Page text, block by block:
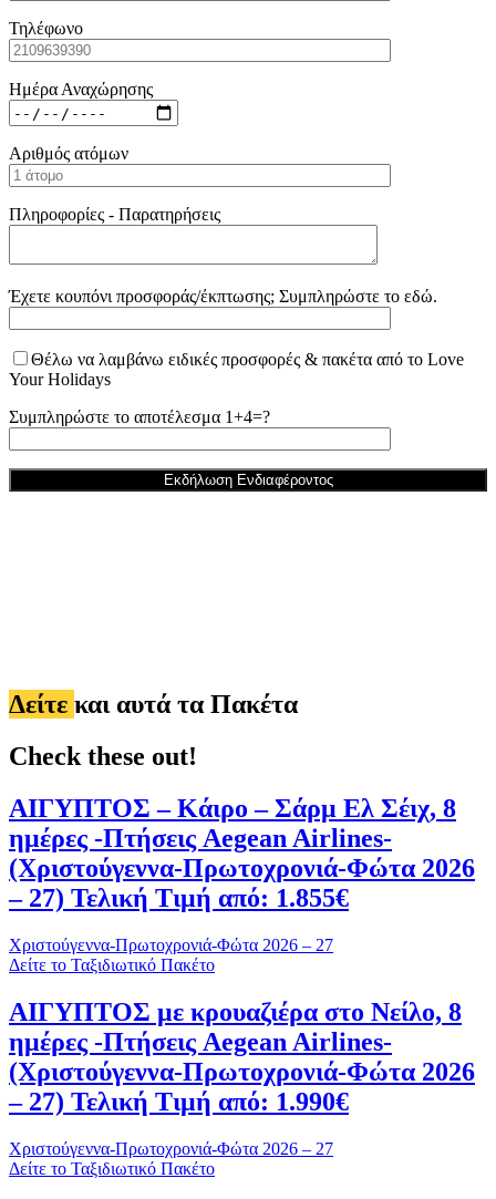
Τηλέφωνο
Ημέρα Αναχώρησης
Αριθμός ατόμων
Πληροφορίες - Παρατηρήσεις
Έχετε κουπόνι προσφοράς/έκπτωσης; Συμπληρώστε το εδώ.
Θέλω να λαμβάνω ειδικές προσφορές & πακέτα από το Love
Your Holidays
Συμπληρώστε το αποτέλεσμα 1+4=?
Δείτε και αυτά τα Πακέτα
Check these out!
ΑΙΓΥΠΤΟΣ – Κάιρο – Σάρμ Ελ Σέιχ, 8
ημέρες -Πτήσεις Aegean Airlines-
(Χριστούγεννα-Πρωτοχρονιά-Φώτα 2026
– 27) Τελική Τιμή από: 1.855€
Χριστούγεννα-Πρωτοχρονιά-Φώτα 2026 – 27
Δείτε το Ταξιδιωτικό Πακέτο
ΑΙΓΥΠΤΟΣ με κρουαζιέρα στο Νείλο, 8
ημέρες -Πτήσεις Aegean Airlines-
(Χριστούγεννα-Πρωτοχρονιά-Φώτα 2026
– 27) Τελική Τιμή από: 1.990€
Χριστούγεννα-Πρωτοχρονιά-Φώτα 2026 – 27
Δείτε το Ταξιδιωτικό Πακέτο